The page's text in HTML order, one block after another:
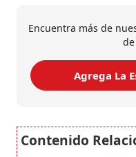
Encuentra más de
Agrega La